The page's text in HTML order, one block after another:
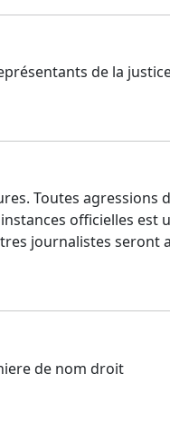
de la
Toutes
officielles est
journalistes seront
de nom droit